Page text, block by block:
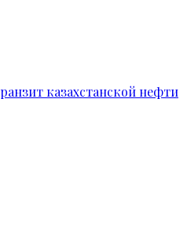
казахстанской нефти